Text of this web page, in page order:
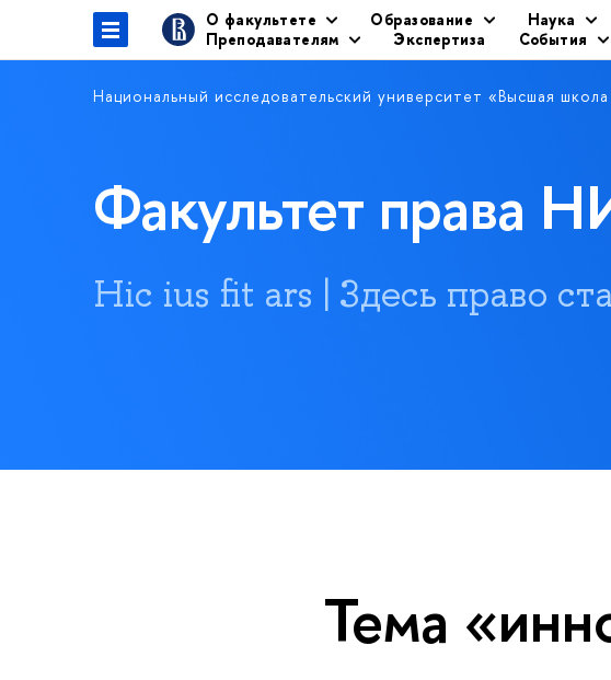
О факультете Образование Наука
Преподавателям
Экспертиза События
Национальный исследовательский университет «Высшая
Факультет права
Hic ius fit ars | Здесь право
Тема